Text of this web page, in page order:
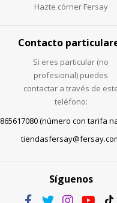
Hazte córner Fersay
Contacto
Si eres particular (no
profesional) puedes
contactar a través de
teléfono:
865617080 (número con tarifa
Síguenos